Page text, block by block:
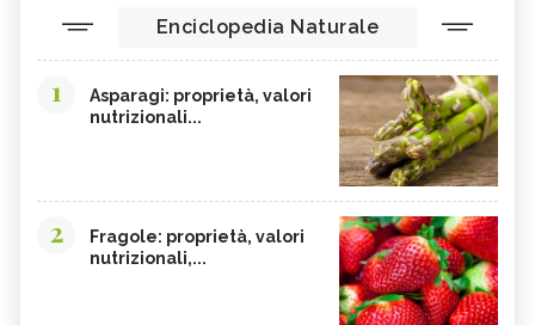
Enciclopedia Naturale
1
Asparagi: proprietà, valori
nutrizionali...
2
Fragole: proprietà, valori
nutrizionali,...